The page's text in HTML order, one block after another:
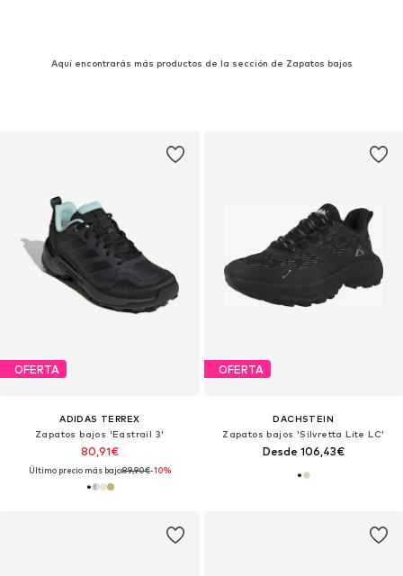
Aquí encontrarás más productos de la sección de Zapatos bajos
OFERTA
ADIDAS TERREX
Zapatos bajos 'Eastrail 3'
80,91€
Último precio más bajo:89,90€-10%
OFERTA
DACHSTEIN
Zapatos bajos 'Silvretta Lite LC'
Desde 106,43€